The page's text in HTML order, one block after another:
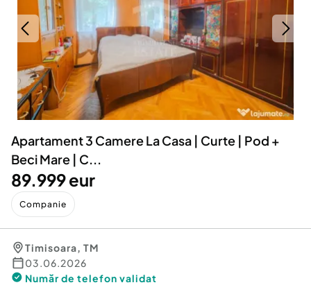
Servicii
Animale de companie
Afaceri și echipamente profesionale
Inchiriere Bunuri si Vehicule
Utilaje agricole si industriale
Piese auto si accesorii
Dacia Duster
Apartament 3 Camere La Casa | Curte | Pod +
Beci Mare | C...
89.999 eur
Companie
Timisoara, TM
03.06.2026
Număr de telefon validat